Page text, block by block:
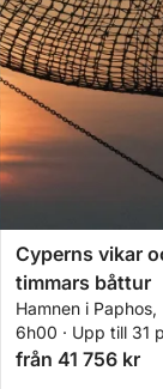
Cyperns vikar
timmars båttur
Hamnen i
6h00 · Upp till 31
från 41 756 kr